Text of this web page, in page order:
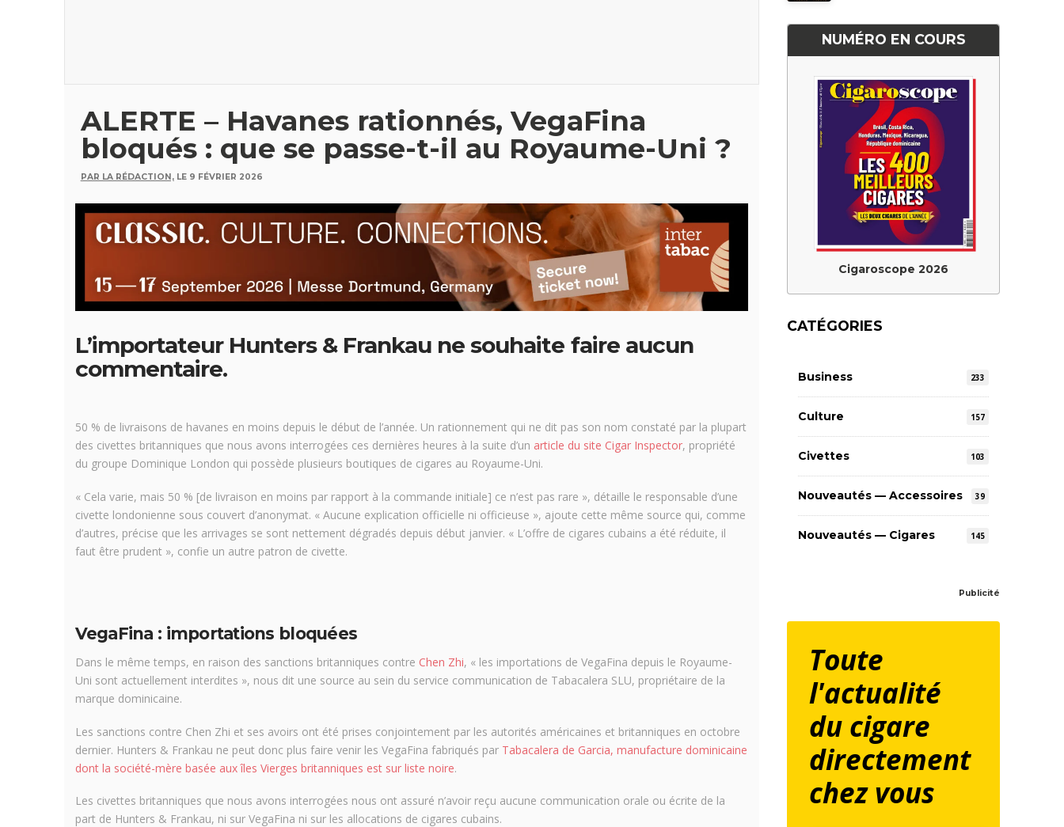
ALERTE – Havanes rationnés, VegaFina
bloqués : que se passe-t-il au Royaume-Uni ?
PAR LA RÉDACTION, LE 9 FÉVRIER 2026
L’importateur Hunters & Frankau ne souhaite faire aucun
commentaire.
50 % de livraisons de havanes en moins depuis le début de l’année. Un rationnement qui ne dit pas son nom constaté par la plupart
des civettes britanniques que nous avons interrogées ces dernières heures à la suite d’un article du site Cigar Inspector, propriété
du groupe Dominique London qui possède plusieurs boutiques de cigares au Royaume-Uni.
« Cela varie, mais 50 % [de livraison en moins par rapport à la commande initiale] ce n’est pas rare », détaille le responsable d’une
civette londonienne sous couvert d’anonymat. « Aucune explication officielle ni officieuse », ajoute cette même source qui, comme
d’autres, précise que les arrivages se sont nettement dégradés depuis début janvier. « L’offre de cigares cubains a été réduite, il
faut être prudent », confie un autre patron de civette.
VegaFina : importations bloquées
Dans le même temps, en raison des sanctions britanniques contre Chen Zhi, « les importations de VegaFina depuis le Royaume-
Uni sont actuellement interdites », nous dit une source au sein du service communication de Tabacalera SLU, propriétaire de la
marque dominicaine.
Les sanctions contre Chen Zhi et ses avoirs ont été prises conjointement par les autorités américaines et britanniques en octobre
dernier. Hunters & Frankau ne peut donc plus faire venir les VegaFina fabriqués par Tabacalera de Garcia, manufacture dominicaine
dont la société-mère basée aux îles Vierges britanniques est sur liste noire.
Les civettes britanniques que nous avons interrogées nous ont assuré n’avoir reçu aucune communication orale ou écrite de la
part de Hunters & Frankau, ni sur VegaFina ni sur les allocations de cigares cubains.
NUMÉRO EN COURS
Cigaroscope 2026
CATÉGORIES
Business 233
Culture 157
Civettes 103
Nouveautés — Accessoires 39
Nouveautés — Cigares 145
Publicité
Toute
l'actualité
du cigare
directement
chez vous